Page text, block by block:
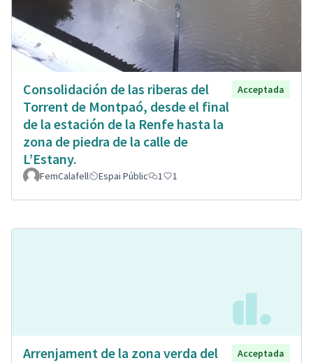
Consolidación de las riberas del
Torrent de Montpaó, desde el final
de la estación de la Renfe hasta la
zona de piedra de la calle de
L’Estany.
Acceptada
FemCalafell Espai Públic 1 1
Arrenjament de la zona verda del
Acceptada